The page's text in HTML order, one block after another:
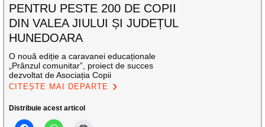
PENTRU PESTE 200 DE COPII
DIN VALEA JIULUI ȘI JUDEȚUL
HUNEDOARA
O nouă ediție a caravanei educaționale
„Prânzul comunitar”, proiect de succes
dezvoltat de Asociația Copii
CITEȘTE MAI DEPARTE
Distribuie acest articol